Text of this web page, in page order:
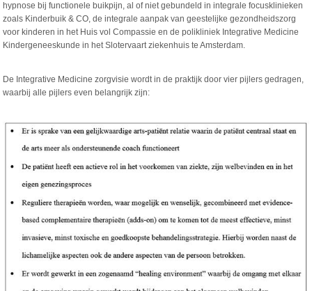
hypnose bij functionele buikpijn, al of niet gebundeld in integrale focusklinieken
zoals Kinderbuik & CO, de integrale aanpak van geestelijke gezondheidszorg
voor kinderen in het Huis vol Compassie en de polikliniek Integrative Medicine
Kindergeneeskunde in het Slotervaart ziekenhuis te Amsterdam.
De Integrative Medicine zorgvisie wordt in de praktijk door vier pijlers gedragen,
waarbij alle pijlers even belangrijk zijn: